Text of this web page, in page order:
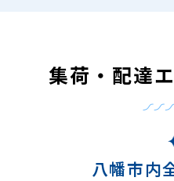
集荷・配達
八幡市内